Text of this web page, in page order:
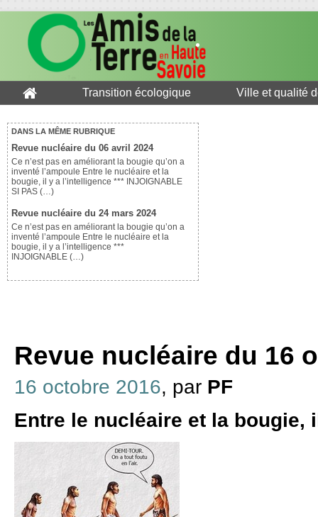
Transition écologique Ville et qualité
DANS LA MÊME RUBRIQUE
Revue nucléaire du 06 avril 2024
Ce n’est pas en améliorant la bougie qu’on a
inventé l’ampoule Entre le nucléaire et la
bougie, il y a l’intelligence *** INJOIGNABLE
SI PAS (…)
Revue nucléaire du 24 mars 2024
Ce n’est pas en améliorant la bougie qu’on a
inventé l’ampoule Entre le nucléaire et la
bougie, il y a l’intelligence ***
INJOIGNABLE (…)
Revue nucléaire du 16
16 octobre 2016, par PF
Entre le nucléaire et la bougie,